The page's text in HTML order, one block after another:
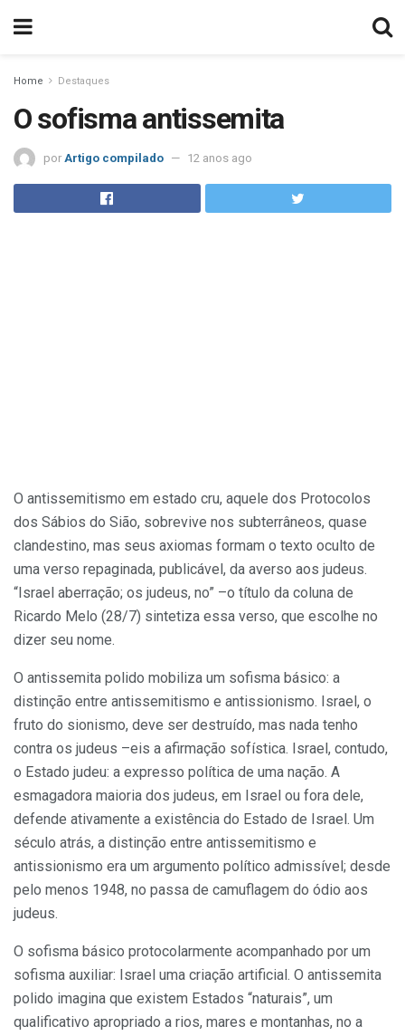
Home Destaques
O sofisma antissemita
por Artigo compilado 12 anos ago
O antissemitismo em estado cru, aquele dos Protocolos
dos Sábios do Sião, sobrevive nos subterrâneos, quase
clandestino, mas seus axiomas formam o texto oculto de
uma verso repaginada, publicável, da averso aos judeus.
“Israel aberração; os judeus, no” –o título da coluna de
Ricardo Melo (28/7) sintetiza essa verso, que escolhe no
dizer seu nome.
O antissemita polido mobiliza um sofisma básico: a
distinção entre antissemitismo e antissionismo. Israel, o
fruto do sionismo, deve ser destruído, mas nada tenho
contra os judeus –eis a afirmação sofística. Israel, contudo,
o Estado judeu: a expresso política de uma nação. A
esmagadora maioria dos judeus, em Israel ou fora dele,
defende ativamente a existência do Estado de Israel. Um
século atrás, a distinção entre antissemitismo e
antissionismo era um argumento político admissível; desde
pelo menos 1948, no passa de camuflagem do ódio aos
judeus.
O sofisma básico protocolarmente acompanhado por um
sofisma auxiliar: Israel uma criação artificial. O antissemita
polido imagina que existem Estados “naturais”, um
qualificativo apropriado a rios, mares e montanhas, no a